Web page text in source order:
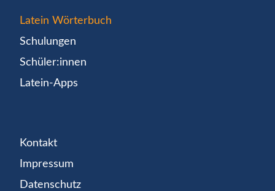
Latein Wörterbuch
Schulungen
Schüler:innen
Latein-Apps
Kontakt
Impressum
Datenschutz